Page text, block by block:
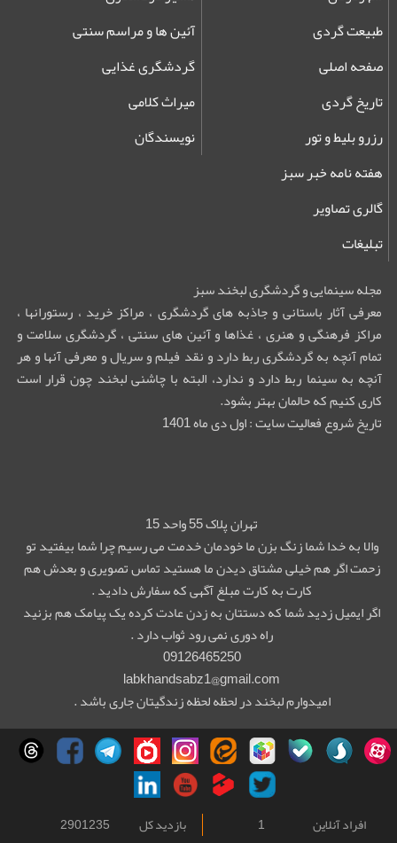
طبیعت گردی
صفحه اصلی
تاریخ گردی
آئین ها و مراسم سنتی
گردشگری غذایی
میراث کلامی
رزرو بلیط و تور
هفته نامه خبر سبز
گالری تصاویر
تبلیغات
نویسندگان
مجله سینمایی و گردشگری لبخند سبز
معرفی آثار باستانی و جاذبه های گردشگری ، مراکز خرید ، رستورانها ،
مراکز فرهنگی و هنری ، غذاها و آئین های سنتی ، گردشگری سلامت و
تمام آنچه به گردشگری ربط دارد و نقد فیلم و سریال و معرفی آنها و هر
آنچه به سینما ربط دارد و ندارد، البته با چاشنی لبخند چون قرار است
کاری کنیم که حالمان بهتر بشود.
تاریخ شروع فعالیت سایت : اول دی ماه 1401
تهران پلاک 55 واحد 15
والا به خدا شما زنگ بزن ما خودمان خدمت می رسیم چرا شما بیفتید تو
زحمت اگر هم خیلی مشتاق دیدن ما هستید تماس تصویری و بعدش هم
کارت به کارت مبلغ آگهی که سفارش دادید .
اگر ایمیل زدید شما که دستتان به زدن عادت کرده یک پیامک هم بزنید
راه دوری نمی رود ثواب دارد .
09126465250
labkhandsabz1@gmail.com
امیدوارم لبخند در لحظه لحظه زندگیتان جاری باشد .
افراد آنلاین 1 بازدید کل
2901235